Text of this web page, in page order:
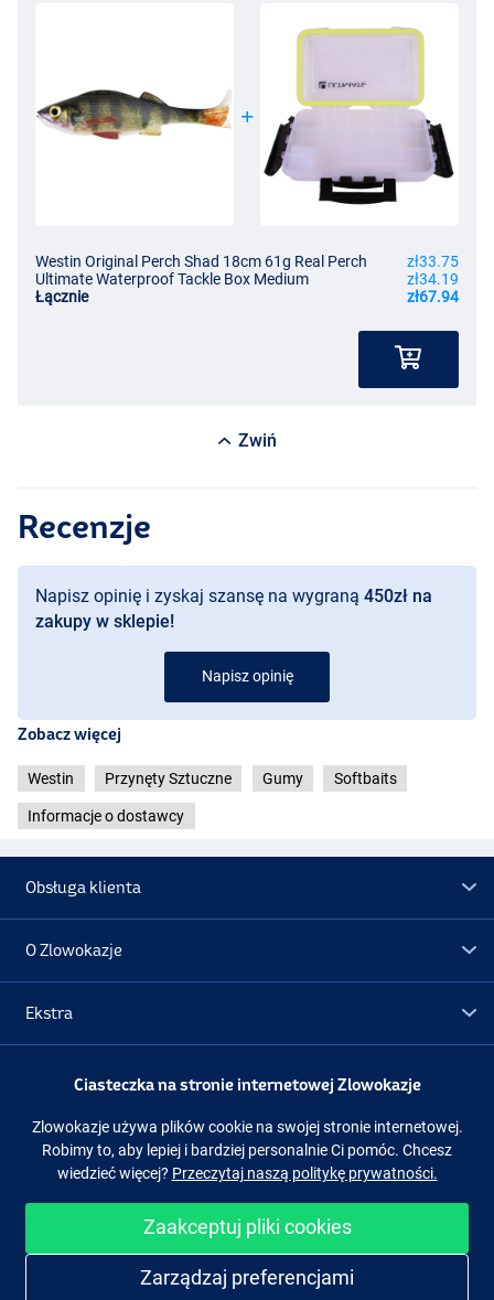
Westin Original Perch Shad 18cm 61g Real Perch
zł33.75
Ultimate Waterproof Tackle Box Medium
zł34.19
Łącznie
zł67.94
Zwiń
Recenzje
Napisz opinię i zyskaj szansę na wygraną 450zł na
zakupy w sklepie!
Napisz opinię
Zobacz więcej
Westin Przynęty Sztuczne Gumy Softbaits
Informacje o dostawcy
Obsługa klienta
O Zlowokazje
Ekstra
Promocje
Obserwuj nas Facebook Instagram
Ciasteczka na stronie internetowej Zlowokazje
Zlowokazje używa plików cookie na swojej stronie internetowej.
Robimy to, aby lepiej i bardziej personalnie Ci pomóc. Chcesz
wiedzieć więcej? Przeczytaj naszą politykę prywatności.
Zaakceptuj pliki cookies
Zarządzaj preferencjami